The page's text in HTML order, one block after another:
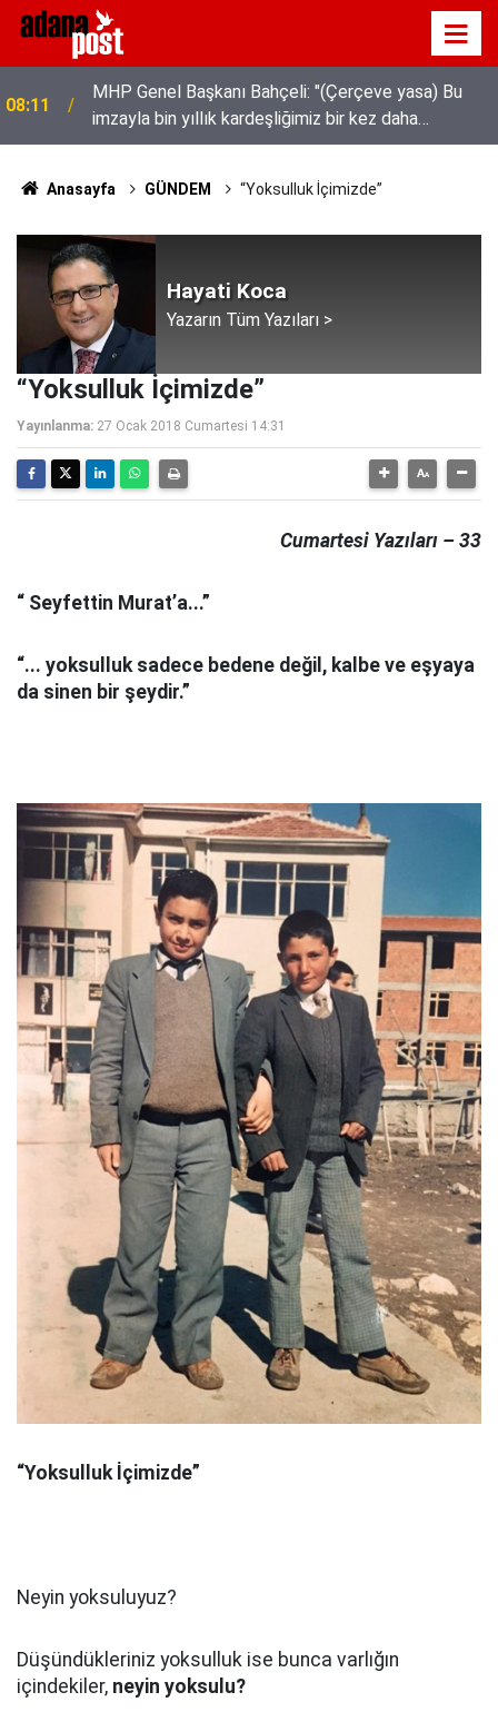
08:11
MHP Genel Başkanı Bahçeli: "(Çerçeve yasa) Bu
imzayla bin yıllık kardeşliğimiz bir kez daha
tescillenmiştir"
Anasayfa GÜNDEM “Yoksulluk İçimizde”
Hayati Koca
Yazarın Tüm Yazıları >
“Yoksulluk İçimizde”
Yayınlanma: 27 Ocak 2018 Cumartesi 14:31
Cumartesi Yazıları – 33
“ Seyfettin Murat’a...”
“... yoksulluk sadece bedene değil, kalbe ve eşyaya
da sinen bir şeydir.”
“Yoksulluk İçimizde”
Neyin yoksuluyuz?
Düşündükleriniz yoksulluk ise bunca varlığın
içindekiler, neyin yoksulu?